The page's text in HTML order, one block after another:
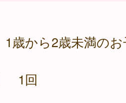
1歳から2歳未満の
1回